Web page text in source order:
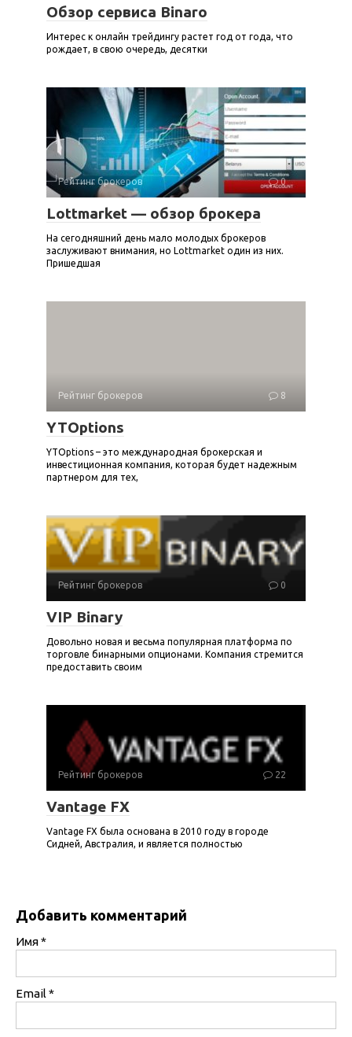
Обзор сервиса Binaro
Интерес к онлайн трейдингу растет год от года, что
рождает, в свою очередь, десятки
Рейтинг брокеров 0
Lottmarket — обзор брокера
На сегодняшний день мало молодых брокеров
заслуживают внимания, но Lottmarket один из них.
Пришедшая
Рейтинг брокеров 8
YTOptions
YTOptions – это международная брокерская и
инвестиционная компания, которая будет надежным
партнером для тех,
Рейтинг брокеров 0
VIP Binary
Довольно новая и весьма популярная платформа по
торговле бинарными опционами. Компания стремится
предоставить своим
Рейтинг брокеров 22
Vantage FX
Vantage FX была основана в 2010 году в городе
Сидней, Австралия, и является полностью
Добавить комментарий
Имя*
Email *